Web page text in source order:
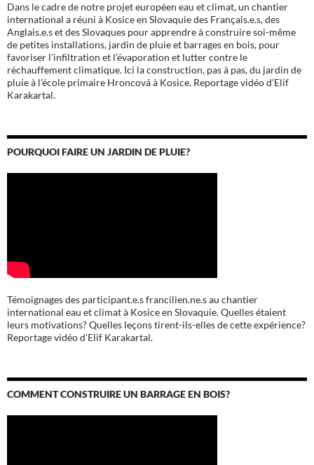
Dans le cadre de notre projet européen eau et climat, un chantier
international a réuni à Kosice en Slovaquie des Français.e.s, des
Anglais.e.s et des Slovaques pour apprendre à construire soi-même
de petites installations, jardin de pluie et barrages en bois, pour
favoriser l’infiltration et l’évaporation et lutter contre le
réchauffement climatique. Ici la construction, pas à pas, du jardin de
pluie à l’école primaire Hroncová à Kosice. Reportage vidéo d’Elif
Karakartal.
POURQUOI FAIRE UN JARDIN DE PLUIE?
Témoignages des participant.e.s francilien.ne.s au chantier
international eau et climat à Kosice en Slovaquie. Quelles étaient
leurs motivations? Quelles leçons tirent-ils-elles de cette expérience?
Reportage vidéo d’Elif Karakartal.
COMMENT CONSTRUIRE UN BARRAGE EN BOIS?